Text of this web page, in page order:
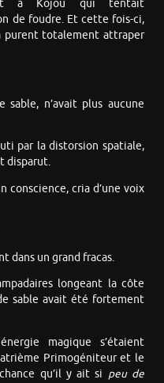
à Kojou qui tentait
de foudre. Et cette fois-ci,
purent totalement attraper
n’avait plus aucune
par la distorsion spatiale,
disparut.
conscience, cria d’une voix
dans un grand fracas.
longeant la côte
sable avait été fortement
magique s’étaient
Primogéniteur et le
qu’il y ait si peu de